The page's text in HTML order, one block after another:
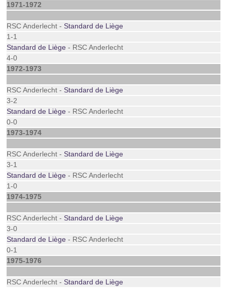
1971-1972
RSC Anderlecht -Standard de Liège
1-1
Standard de Liège - RSC Anderlecht
4-0
1972-1973
RSC Anderlecht -Standard de Liège
3-2
Standard de Liège - RSC Anderlecht
0-0
1973-1974
RSC Anderlecht -Standard de Liège
3-1
Standard de Liège - RSC Anderlecht
1-0
1974-1975
RSC Anderlecht -Standard de Liège
3-0
Standard de Liège - RSC Anderlecht
0-1
1975-1976
RSC Anderlecht -Standard de Liège